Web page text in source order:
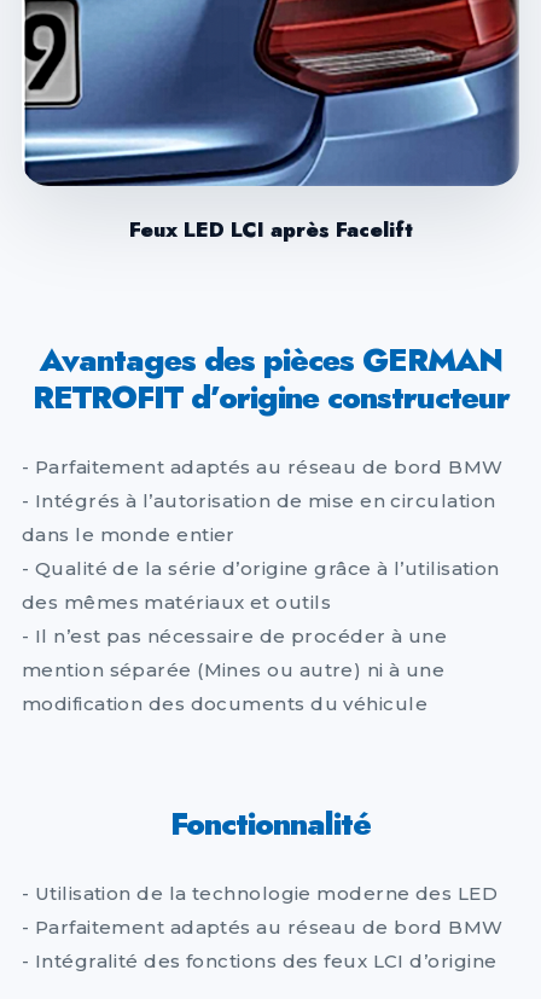
Feux LED LCI après Facelift
Avantages des pièces GERMAN
RETROFIT d’origine constructeur
- Parfaitement adaptés au réseau de bord BMW
- Intégrés à l’autorisation de mise en circulation
dans le monde entier
- Qualité de la série d’origine grâce à l’utilisation
des mêmes matériaux et outils
- Il n’est pas nécessaire de procéder à une
mention séparée (Mines ou autre) ni à une
modification des documents du véhicule
Fonctionnalité
- Utilisation de la technologie moderne des LED
- Parfaitement adaptés au réseau de bord BMW
- Intégralité des fonctions des feux LCI d’origine